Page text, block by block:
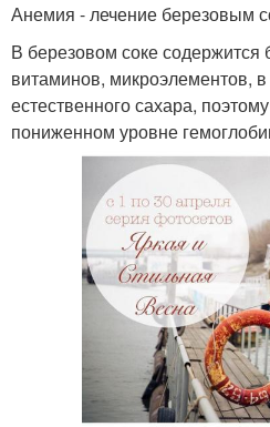
Анемия - лечение березовым
В березовом соке содержится
витаминов, микроэлементов,
естественного сахара,
пониженном уровне